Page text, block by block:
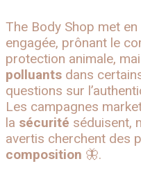
The Body Shop met
engagée, prônant le
protection animale,
polluants dans
questions sur
Les campagnes
la sécurité séduisent,
avertis cherchent des
composition 🦋.